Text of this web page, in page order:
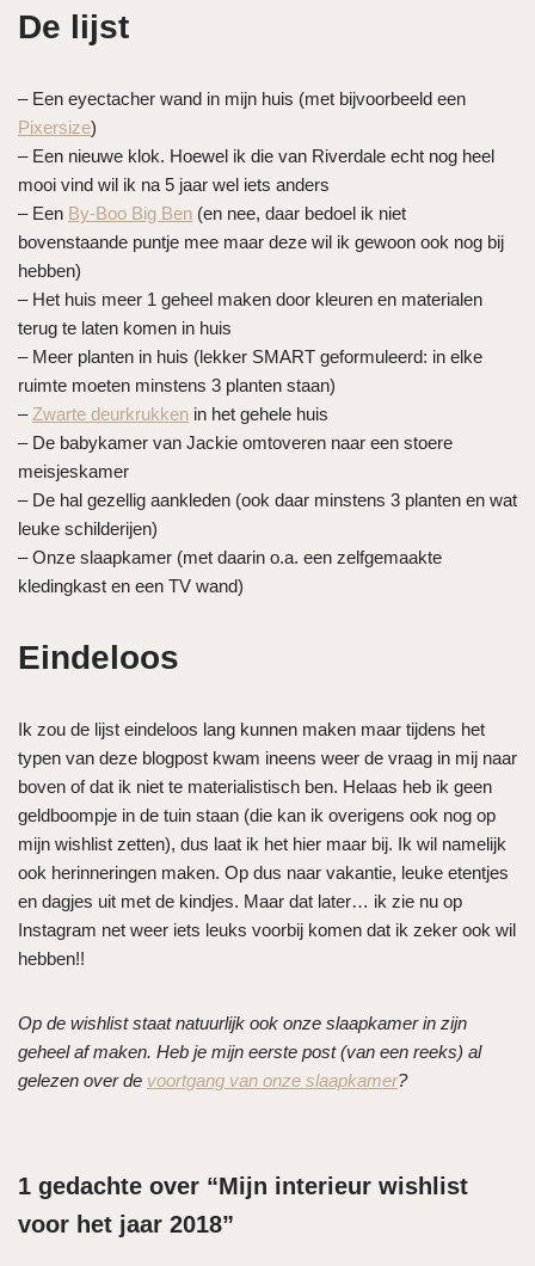
De lijst
– Een eyectacher wand in mijn huis (met bijvoorbeeld een
Pixersize)
– Een nieuwe klok. Hoewel ik die van Riverdale echt nog heel
mooi vind wil ik na 5 jaar wel iets anders
– Een By-Boo Big Ben (en nee, daar bedoel ik niet
bovenstaande puntje mee maar deze wil ik gewoon ook nog bij
hebben)
– Het huis meer 1 geheel maken door kleuren en materialen
terug te laten komen in huis
– Meer planten in huis (lekker SMART geformuleerd: in elke
ruimte moeten minstens 3 planten staan)
– Zwarte deurkrukken in het gehele huis
– De babykamer van Jackie omtoveren naar een stoere
meisjeskamer
– De hal gezellig aankleden (ook daar minstens 3 planten en wat
leuke schilderijen)
– Onze slaapkamer (met daarin o.a. een zelfgemaakte
kledingkast en een TV wand)
Eindeloos
Ik zou de lijst eindeloos lang kunnen maken maar tijdens het
typen van deze blogpost kwam ineens weer de vraag in mij naar
boven of dat ik niet te materialistisch ben. Helaas heb ik geen
geldboompje in de tuin staan (die kan ik overigens ook nog op
mijn wishlist zetten), dus laat ik het hier maar bij. Ik wil namelijk
ook herinneringen maken. Op dus naar vakantie, leuke etentjes
en dagjes uit met de kindjes. Maar dat later… ik zie nu op
Instagram net weer iets leuks voorbij komen dat ik zeker ook wil
hebben!!
Op de wishlist staat natuurlijk ook onze slaapkamer in zijn
geheel af maken. Heb je mijn eerste post (van een reeks) al
gelezen over de voortgang van onze slaapkamer?
1 gedachte over “Mijn interieur wishlist
voor het jaar 2018”